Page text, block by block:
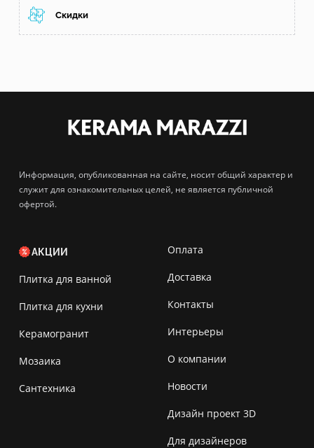
Скидки
Информация, опубликованная на сайте, носит общий характер и
служит для ознакомительных целей, не является публичной
офертой.
АКЦИИ
Плитка для ванной
Плитка для кухни
Керамогранит
Мозаика
Сантехника
Оплата
Доставка
Контакты
Интерьеры
О компании
Новости
Дизайн проект 3D
Для дизайнеров